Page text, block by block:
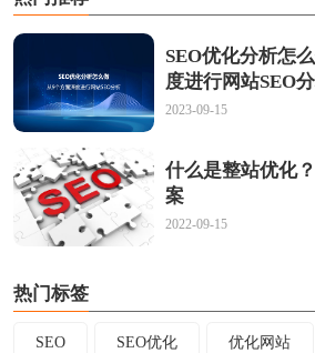
SEO优化分析怎
度进行网站SEO分
2023-09-15
什么是整站优化
案
2022-09-15
热门标签
SEO SEO优化 优化网站